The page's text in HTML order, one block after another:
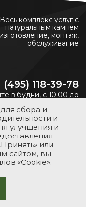
Весь комплекс услуг с
натуральным камнем
монтаж,
обслуживание
(495) 118-39-78
в будни, с 10.00 до
О КОМПАНИИ
сбора и
и
улучшения и
или
сайтом, вы
«Cookie».